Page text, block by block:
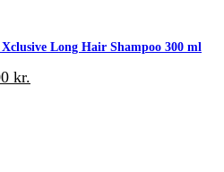
Long Hair Shampoo 300 ml
kr.
aktuelle